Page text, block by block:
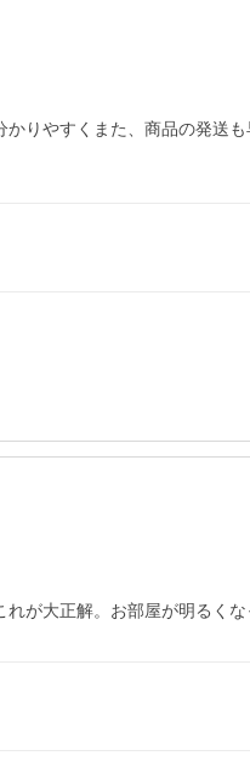
りやすくまた、商品の発送
が大正解。お部屋が明るくな